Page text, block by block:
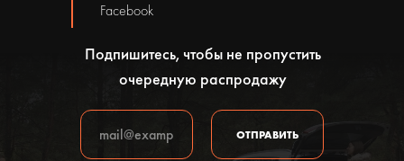
Подпишитесь, чтобы не пропустить
очередную распродажу
ОТПРАВИТЬ
Facebook